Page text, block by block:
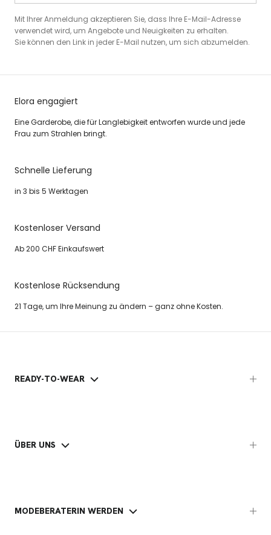
Mit Ihrer Anmeldung akzeptieren Sie, dass Ihre E-Mail-Adresse
verwendet wird, um Angebote und Neuigkeiten zu erhalten.
Sie können den Link in jeder E-Mail nutzen, um sich abzumelden.
Elora engagiert
Eine Garderobe, die für Langlebigkeit entworfen wurde und jede
Frau zum Strahlen bringt.
Schnelle Lieferung
in 3 bis 5 Werktagen
Kostenloser Versand
Ab 200 CHF Einkaufswert
Kostenlose Rücksendung
21 Tage, um Ihre Meinung zu ändern – ganz ohne Kosten.
READY-TO-WEAR
ÜBER UNS
MODEBERATERIN WERDEN